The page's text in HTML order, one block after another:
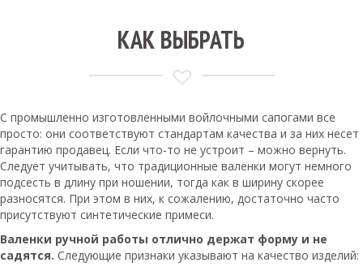
КАК ВЫБРАТЬ
С промышленно изготовленными войлочными сапогами все
просто: они соответствуют стандартам качества и за них несет
гарантию продавец. Если что-то не устроит – можно вернуть.
Следует учитывать, что традиционные валенки могут немного
подсесть в длину при ношении, тогда как в ширину скорее
разносятся. При этом в них, к сожалению, достаточно часто
присутствуют синтетические примеси.
Валенки ручной работы отлично держат форму и не
садятся. Следующие признаки указывают на качество изделий: